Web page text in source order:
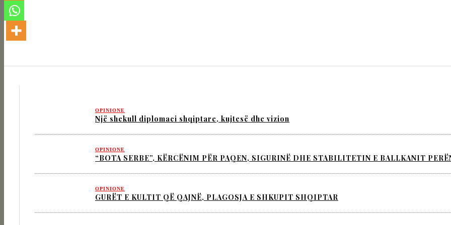
OPINIONE
Një shekull diplomaci shqiptare, kujtesë dhe vizion
OPINIONE
“BOTA SERBE”, KËRCËNIM PËR PAQEN, SIGURINË DHE STABILITETIN E BALLKANIT
OPINIONE
GURËT E KULTIT QË QAJNË, PLAGOSJA E SHKUPIT SHQIPTAR